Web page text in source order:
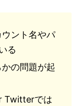
ント名やパ
る
の問題が起
Twitterでは